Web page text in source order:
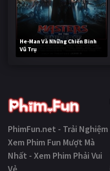
He-Man Và Những Chiến Binh
Vũ Trụ
237,774 lượt xem
PhimFun.net - Trải Nghiệm
Xem Phim Fun Mượt Mà
Nhất - Xem Phim Phải Vui